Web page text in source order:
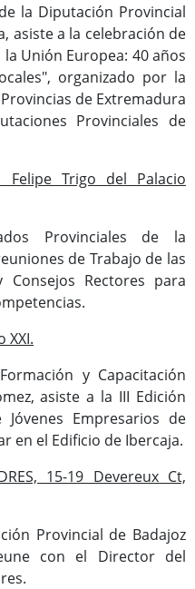
la Diputación Provincial
asiste a la celebración de
Unión Europea: 40 años
organizado por la
de Extremadura
Provinciales de
Felipe Trigo del Palacio
Provinciales de la
de Trabajo de las
Consejos Rectores para
XXI.
y Capacitación
asiste a la III Edición
Empresarios de
en el Edificio de Ibercaja.
15-19 Devereux Ct,
Provincial de Badajoz
con el Director del